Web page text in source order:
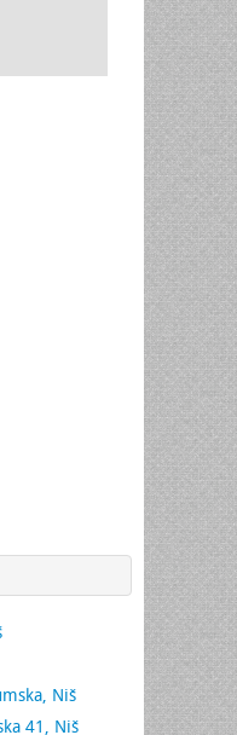
Niš
41, Niš